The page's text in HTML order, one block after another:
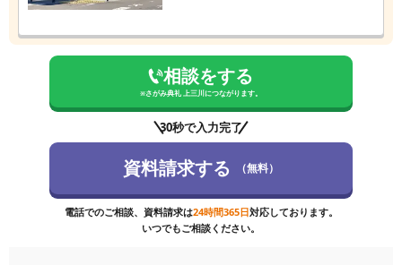
相談をする
※さがみ典礼 上三川 につながります。
30秒で入力完了
資料請求する （無料）
電話でのご相談、資料請求は24時間365日対応しております。
いつでもご相談ください。